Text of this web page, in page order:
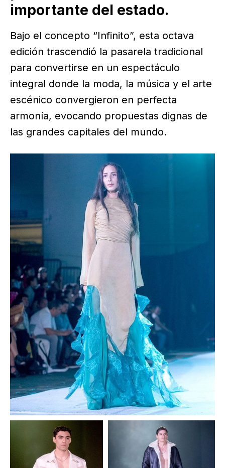
importante del estado.
Bajo el concepto “Infinito”, esta octava
edición trascendió la pasarela tradicional
para convertirse en un espectáculo
integral donde la moda, la música y el arte
escénico convergieron en perfecta
armonía, evocando propuestas dignas de
las grandes capitales del mundo.